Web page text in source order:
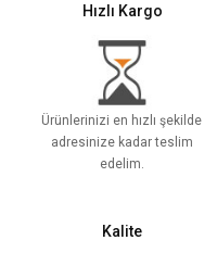
Hızlı Kargo
Ürünlerinizi en hızlı şekilde
adresinize kadar teslim
edelim.
Kalite